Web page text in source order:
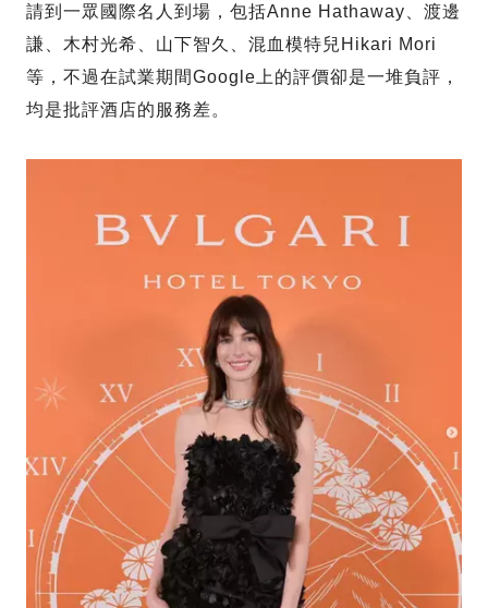
請到一眾國際名人到場，包括Anne Hathaway、渡邊
謙、木村光希、山下智久、混血模特兒Hikari Mori
等，不過在試業期間Google上的評價卻是一堆負評，
均是批評酒店的服務差。